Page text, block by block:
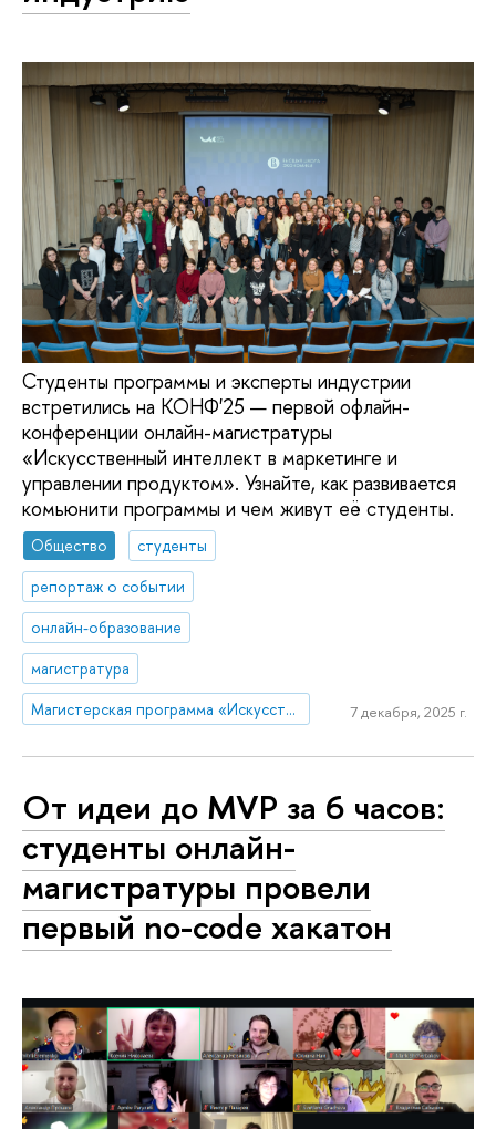
Студенты программы и эксперты индустрии
встретились на КОНФ'25 — первой офлайн-
конференции онлайн-магистратуры
«Искусственный интеллект в маркетинге и
управлении продуктом». Узнайте, как развивается
комьюнити программы и чем живут её студенты.
Общество
студенты
репортаж о событии
онлайн-образование
магистратура
Магистерская программа «Искусственный интеллект в маркетинге и управлении продуктом»
7 декабря, 2025 г.
От идеи до MVP за 6 часов:
студенты онлайн-
магистратуры провели
первый no-code хакатон